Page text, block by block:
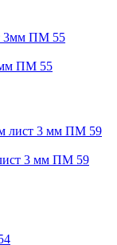
ПМ 55
3 мм ПМ 59